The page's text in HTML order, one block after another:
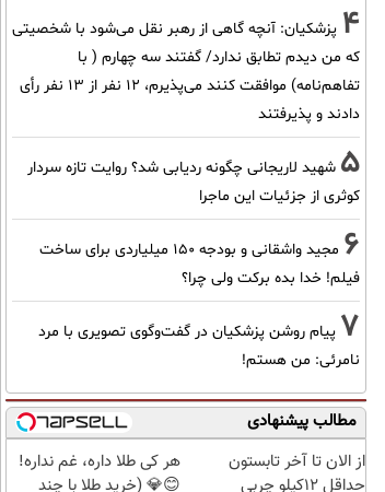
4 پزشکیان‌: آنچه گاهی از رهبر نقل می‌شود با شخصیتی
که من دیدم تطابق ندارد/ گفتند سه چهارم ( با
تفاهم‌نامه) موافقت کنند می‌پذیرم، 12 نفر از 13 نفر رأی
دادند و پذیرفتند
5 شهید لاریجانی چگونه ردیابی شد؟ روایت تازه سردار
کوثری از جزئیات این ماجرا
6
مجید واشقانی و بودجه 150 میلیاردی برای ساخت
فیلم! خدا بده برکت ولی چرا؟
7 پیام روشن پزشکیان در گفت‌و‌گوی تصویری با مرد
نامرئی: من هستم!
مطالب پیشنهادی
از الان تا آخر تابستون
حداقل 12کیلو چربی
هر کی طلا داره، غم نداره!
😊💎 (خرید طلا با چند